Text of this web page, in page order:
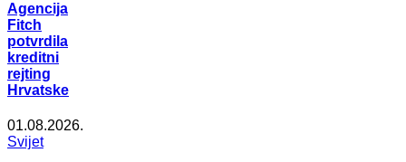
Agencija
Fitch
potvrdila
kreditni
rejting
Hrvatske
01.08.2026.
Svijet